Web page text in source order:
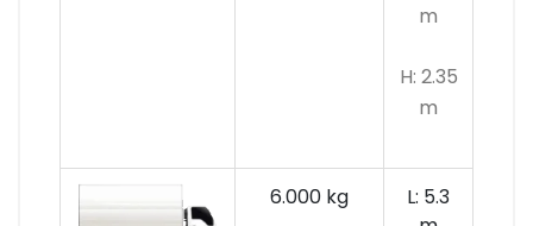
m
H: 2.35
m
6.000 kg
L: 5.3